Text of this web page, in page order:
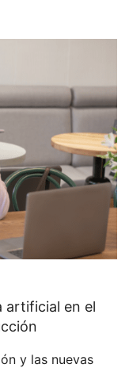
artificial en el
y las nuevas